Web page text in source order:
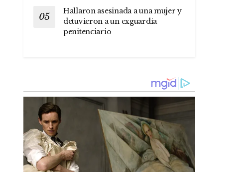
Hallaron asesinada a una mujer y
detuvieron a un exguardia
penitenciario